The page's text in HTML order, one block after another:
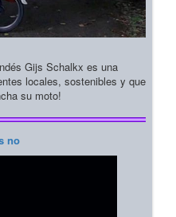
Gijs Schalkx es una
locales, sostenibles y que
su moto!
no